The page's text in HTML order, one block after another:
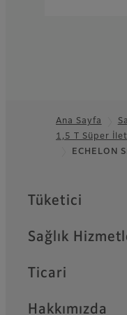
Footer
Ana Sayfa
1,5 T Süper
ECHELON
Quick Links
Tüketici
Sağlık
Ticari
Hakkımızda